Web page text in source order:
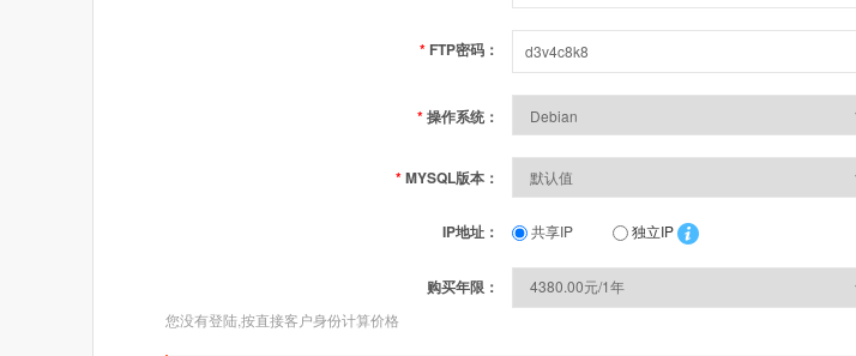
* FTP密码：
*操作系统：
*MYSQL版本：
IP地址： 共享IP 独立IP
购买年限：
您没有登陆,按直接客户身份计算价格